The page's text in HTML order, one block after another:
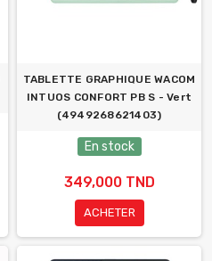
TABLETTE GRAPHIQUE WACOM
INTUOS CONFORT PB S - Vert
(4949268621403)
En stock
349,000 TND
ACHETER